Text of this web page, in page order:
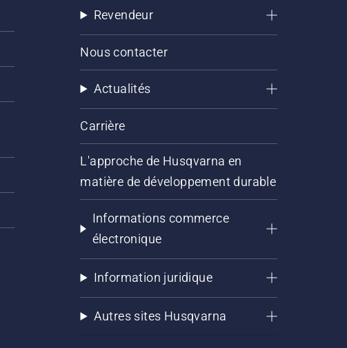
Revendeur
Nous contacter
Actualités
Carrière
L'approche de Husqvarna en
matière de développement durable
Informations commerce
électronique
Information juridique
Autres sites Husqvarna